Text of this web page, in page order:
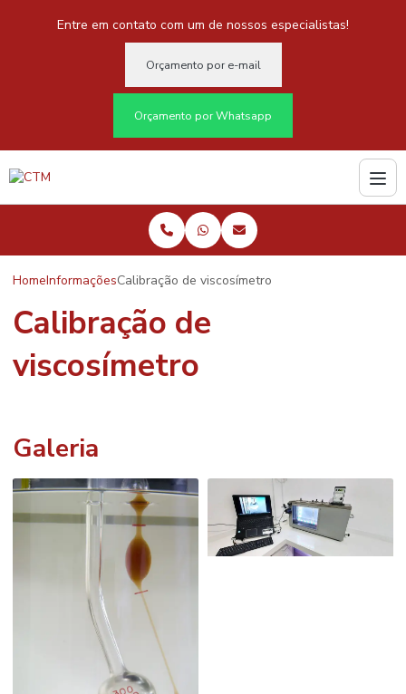
Entre em contato com um de nossos especialistas!
Orçamento por e-mail
Orçamento por Whatsapp
HomeInformaçõesCalibração de viscosímetro
Calibração de
viscosímetro
Galeria